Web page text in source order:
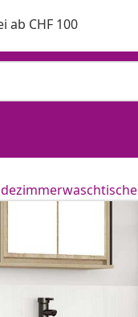
ab CHF 100